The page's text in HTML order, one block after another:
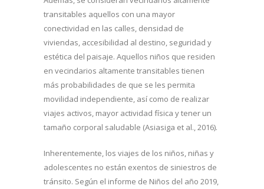
transitables aquellos con una mayor
conectividad en las calles, densidad de
viviendas, accesibilidad al destino, seguridad y
estética del paisaje. Aquellos niños que residen
en vecindarios altamente transitables tienen
más probabilidades de que se les permita
movilidad independiente, así como de realizar
viajes activos, mayor actividad física y tener un
tamaño corporal saludable (Asiasiga et al., 2016).
Inherentemente, los viajes de los niños, niñas y
adolescentes no están exentos de siniestros de
tránsito. Según el informe de Niños del año 2019,